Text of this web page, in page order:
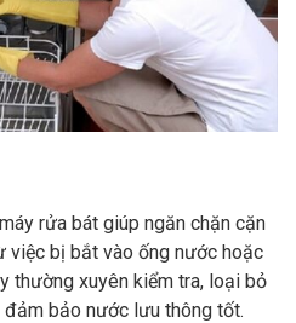
rửa bát giúp ngăn chặn cặn
việc bị bắt vào ống nước hoặc
thường xuyên kiểm tra, loại bỏ
bảo nước lưu thông tốt.